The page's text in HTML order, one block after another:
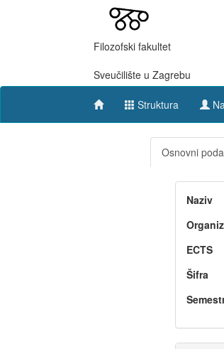
Filozofski fakultet
Sveučilište u Zagrebu
Struktura
Osnovni
Naziv
ECTS
Šifra